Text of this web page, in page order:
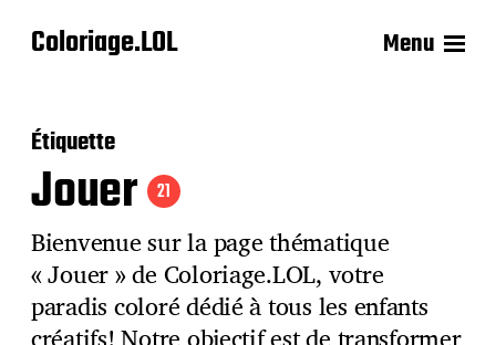
Coloriage.LOL Menu
Étiquette
Jouer 21
Bienvenue sur la page thématique
« Jouer » de Coloriage.LOL, votre
paradis coloré dédié à tous les enfants